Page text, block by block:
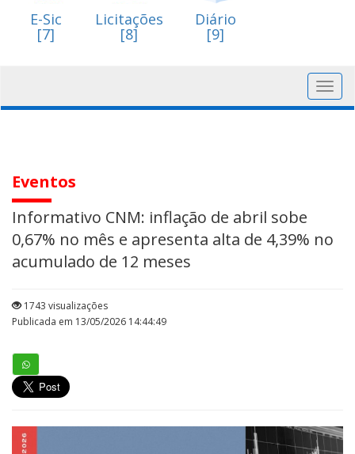
E-Sic
[7]
Licitações
[8]
Diário
[9]
Eventos
Informativo CNM: inflação de abril sobe
0,67% no mês e apresenta alta de 4,39% no
acumulado de 12 meses
1743 visualizações
Publicada em 13/05/2026 14:44:49